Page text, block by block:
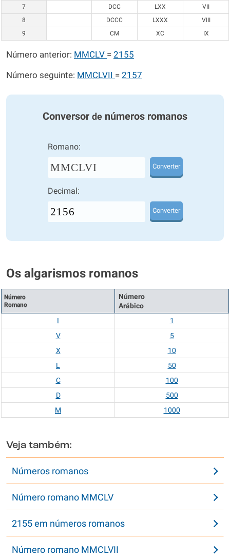
7
DCC LXX
VII
8
DCCC LXXX
VIII
9
CM XC IX
Número anterior: MMCLV = 2155
Número seguinte: MMCLVII = 2157
Conversor de números romanos
Romano:
MMCLVI Converter
Decimal:
Converter
Os algarismos romanos
Número
Romano
Número
Arábico
I
1
V
5
X
10
L
50
C
100
D
500
M
1000
Veja também:
Números romanos
Número romano MMCLV
2155 em números romanos
Número romano MMCLVII